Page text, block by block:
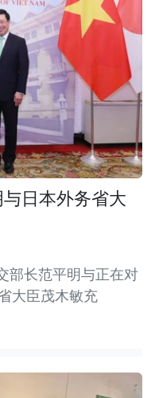
日本外务省大
部长范平明与正在对
大臣茂木敏充